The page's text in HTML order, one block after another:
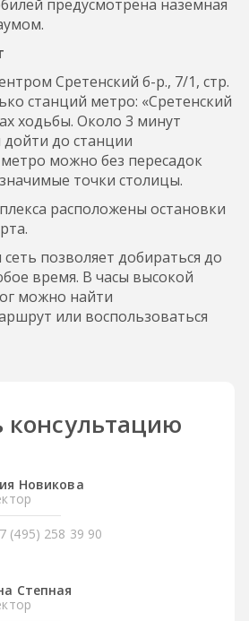
предусмотрена наземная
Сретенский б-р., 7/1, стр.
станций метро: «Сретенский
ходьбы. Около 3 минут
дойти до станции
метро можно без пересадок
точки столицы.
расположены остановки
позволяет добираться до
время. В часы высокой
можно найти
или воспользоваться
консультацию
Новикова
(495) 258 39 90
Степная